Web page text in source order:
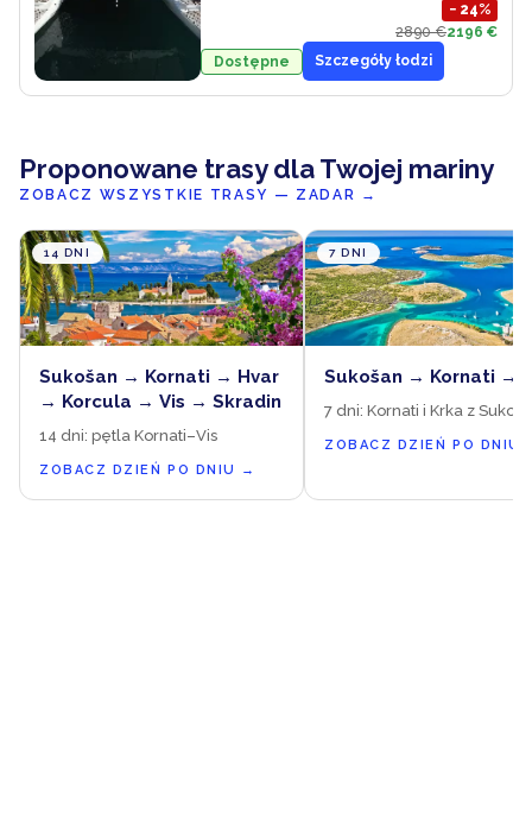
− 24%
2890 €2196 €
Dostępne
Szczegóły łodzi
Proponowane trasy dla Twojej mariny
ZOBACZ WSZYSTKIE TRASY — ZADAR →
14 DNI
Sukošan → Kornati → Hvar
→ Korcula → Vis → Skradin
14 dni: pętla Kornati–Vis
ZOBACZ DZIEŃ PO DNIU →
7 DNI
Sukošan → Kornati →
7 dni: Kornati i Krka z
ZOBACZ DZIEŃ PO DNIU